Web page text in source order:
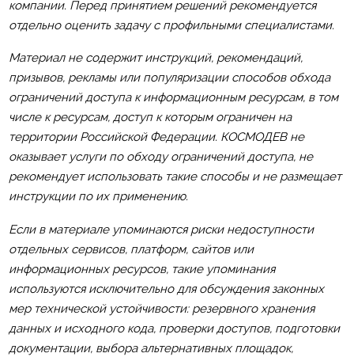
компании. Перед принятием решений рекомендуется
отдельно оценить задачу с профильными специалистами.
Материал не содержит инструкций, рекомендаций,
призывов, рекламы или популяризации способов обхода
ограничений доступа к информационным ресурсам, в том
числе к ресурсам, доступ к которым ограничен на
территории Российской Федерации. КОСМОДЕВ не
оказывает услуги по обходу ограничений доступа, не
рекомендует использовать такие способы и не размещает
инструкции по их применению.
Если в материале упоминаются риски недоступности
отдельных сервисов, платформ, сайтов или
информационных ресурсов, такие упоминания
используются исключительно для обсуждения законных
мер технической устойчивости: резервного хранения
данных и исходного кода, проверки доступов, подготовки
документации, выбора альтернативных площадок,